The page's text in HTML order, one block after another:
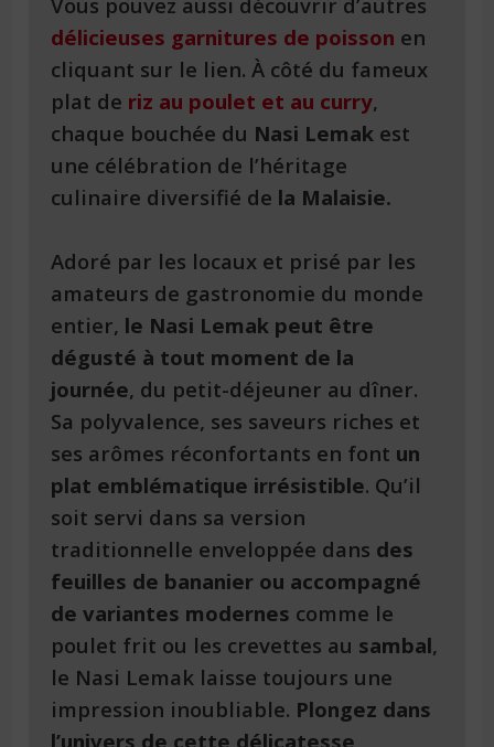
délicieuses garnitures de poisson en
cliquant sur le lien. À côté du fameux
plat de riz au poulet et au curry,
chaque bouchée du Nasi Lemak est
une célébration de l’héritage
culinaire diversifié de la Malaisie.
Adoré par les locaux et prisé par les
amateurs de gastronomie du monde
entier, le Nasi Lemak peut être
dégusté à tout moment de la
journée, du petit-déjeuner au dîner.
Sa polyvalence, ses saveurs riches et
ses arômes réconfortants en font un
plat emblématique irrésistible. Qu’il
soit servi dans sa version
traditionnelle enveloppée dans des
feuilles de bananier ou accompagné
de variantes modernes comme le
poulet frit ou les crevettes au sambal,
le Nasi Lemak laisse toujours une
impression inoubliable. Plongez dans
l’univers de cette délicatesse